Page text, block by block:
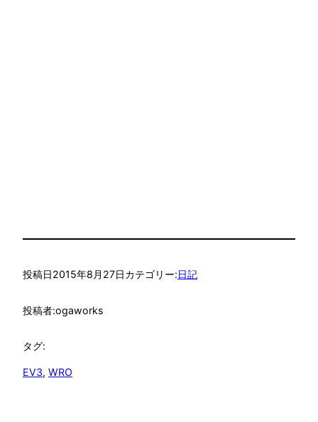
投稿日2015年8月27日カテゴリー:日記
投稿者:ogaworks
タグ:
EV3, WRO